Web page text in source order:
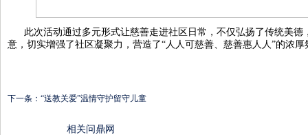
此次活动通过多元形式让慈善走进社区日常，不仅弘扬了传统美
意，切实增强了社区凝聚力，营造了“人人可慈善、慈善惠人人”的浓厚
下一条： “送教关爱”温情守护留守儿童
相关问鼎网